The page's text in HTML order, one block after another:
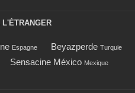
Espagne Beyazperde Turquie
Sensacine México Mexique